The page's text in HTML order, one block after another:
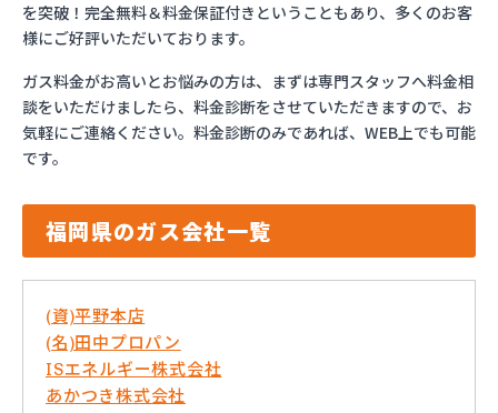
を突破！完全無料＆料金保証付きということもあり、多くのお客
様にご好評いただいております。
ガス料金がお高いとお悩みの方は、まずは専門スタッフへ料金相
談をいただけましたら、料金診断をさせていただきますので、お
気軽にご連絡ください。料金診断のみであれば、WEB上でも可能
です。
福岡県のガス会社一覧
(資)平野本店
(名)田中プロパン
ISエネルギー株式会社
あかつき株式会社